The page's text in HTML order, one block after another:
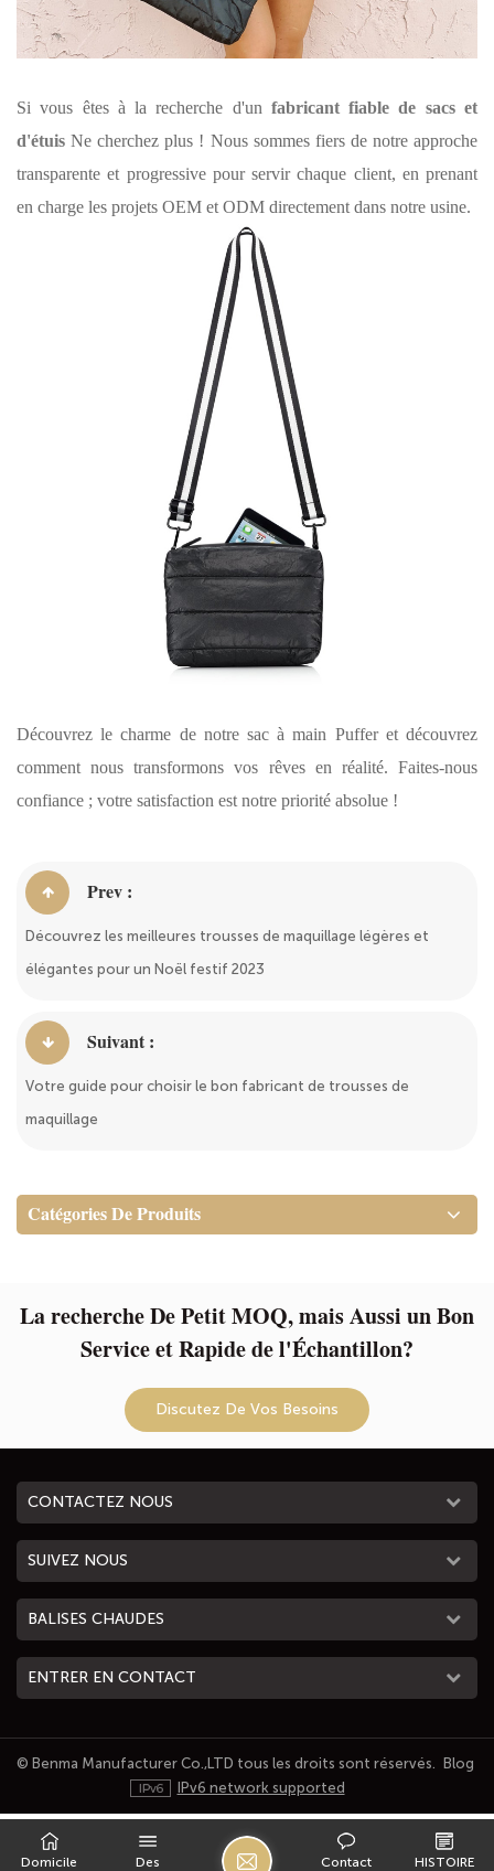
Si vous êtes à la recherche d'un fabricant fiable de sacs et
d'étuisNe cherchez plus ! Nous sommes fiers de notre approche
transparente et progressive pour servir chaque client, en prenant
en charge les projets OEM et ODM directement dans notre usine.
Découvrez le charme de notre sac à main Puffer et découvrez
comment nous transformons vos rêves en réalité. Faites-nous
confiance ; votre satisfaction est notre priorité absolue !
Prev :
Découvrez les meilleures trousses de maquillage légères et
élégantes pour un Noël festif 2023
Suivant :
Votre guide pour choisir le bon fabricant de trousses de
maquillage
Catégories De Produits
La recherche De Petit MOQ, mais Aussi un Bon
Service et Rapide de l'Échantillon?
Discutez De Vos Besoins
CONTACTEZ NOUS
SUIVEZ NOUS
BALISES CHAUDES
ENTRER EN CONTACT
© Benma Manufacturer Co.,LTD tous les droits sont réservés.
Blog
IPv6 network supported
Domicile
Des
HISTOIRE
Contact